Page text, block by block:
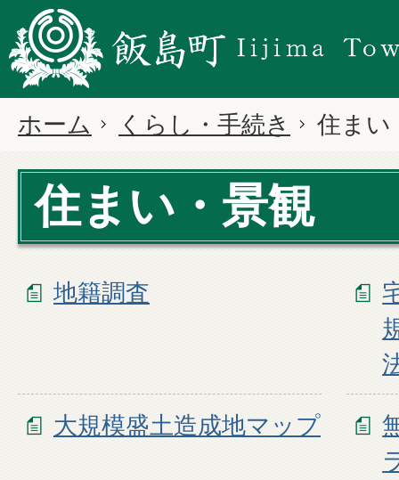
ホーム くらし・手続き 住まい
住まい・景観
地籍調査
大規模盛土造成地マップ